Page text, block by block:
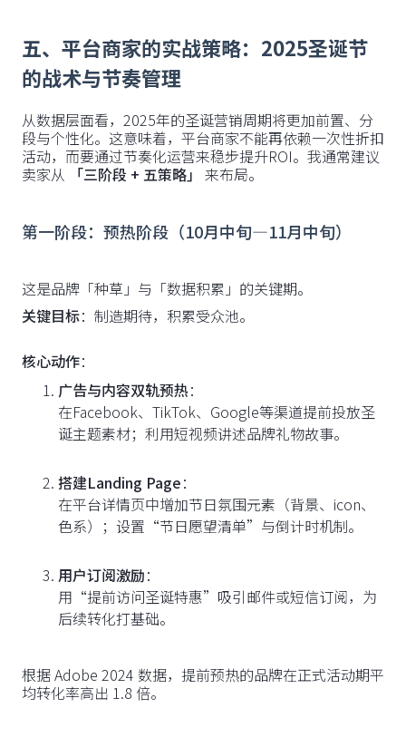
五、平台商家的实战策略：2025圣诞节
的战术与节奏管理
从数据层面看，2025年的圣诞营销周期将更加前置、分
段与个性化。这意味着，平台商家不能再依赖一次性折扣
活动，而要通过节奏化运营来稳步提升ROI。我通常建议
卖家从
「三阶段 + 五策略」 来布局。
第一阶段：预热阶段（10月中旬—11月中旬）
这是品牌「种草」与「数据积累」的关键期。
关键目标：制造期待，积累受众池。
核心动作：
广告与内容双轨预热：
在Facebook、TikTok、Google等渠道提前投放圣
诞主题素材；利用短视频讲述品牌礼物故事。
搭建Landing Page：
在平台详情页中增加节日氛围元素（背景、icon、
色系）；设置“节日愿望清单”与倒计时机制。
用户订阅激励：
用“提前访问圣诞特惠”吸引邮件或短信订阅，为
后续转化打基础。
根据 Adobe 2024 数据，提前预热的品牌在正式活动期平
均转化率高出 1.8 倍。